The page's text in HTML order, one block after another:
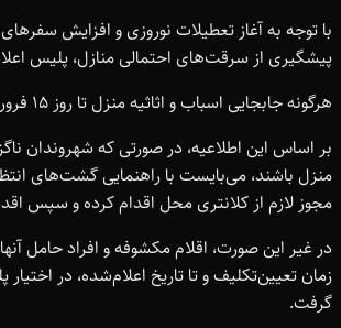
با توجه به آغاز تعطیلات نوروزی و افزایش
پیشگیری از سرقت‌های احتمالی منازل، پلیس
هرگونه جابجایی اسباب و اثاثیه منزل تا روز 15 فروردین ممنوع است.
بر اساس این اطلاعیه، در صورتی که شهروندان
منزل باشند، می‌بایست با راهنمایی گشت‌های
مجوز لازم از کلانتری محل اقدام کرده و سپس
در غیر این صورت، اقلام مکشوفه و افراد حامل
زمان تعیین‌تکلیف و تا تاریخ اعلام‌شده، در
گرفت.